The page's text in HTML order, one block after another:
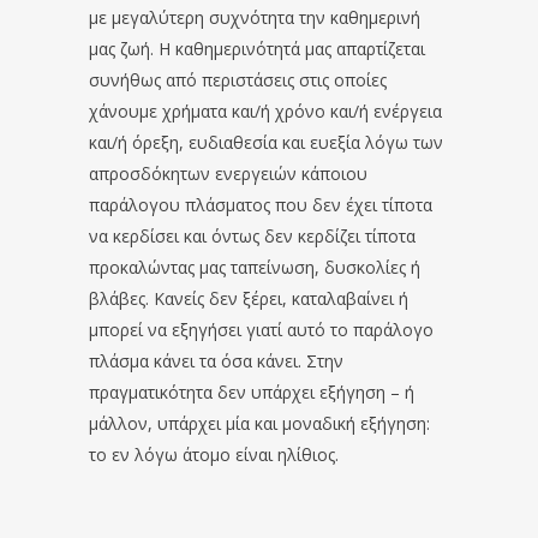
με μεγαλύτερη συχνότητα την καθημερινή
μας ζωή. Η καθημερινότητά μας απαρτίζεται
συνήθως από περιστάσεις στις οποίες
χάνουμε χρήματα και/ή χρόνο και/ή ενέργεια
και/ή όρεξη, ευδιαθεσία και ευεξία λόγω των
απροσδόκητων ενεργειών κάποιου
παράλογου πλάσματος που δεν έχει τίποτα
να κερδίσει και όντως δεν κερδίζει τίποτα
προκαλώντας μας ταπείνωση, δυσκολίες ή
βλάβες. Κανείς δεν ξέρει, καταλαβαίνει ή
μπορεί να εξηγήσει γιατί αυτό το παράλογο
πλάσμα κάνει τα όσα κάνει. Στην
πραγματικότητα δεν υπάρχει εξήγηση – ή
μάλλον, υπάρχει μία και μοναδική εξήγηση:
το εν λόγω άτομο είναι ηλίθιος.